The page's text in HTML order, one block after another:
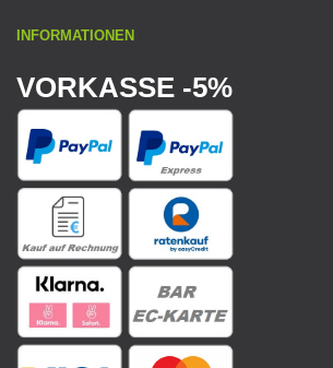
INFORMATIONEN
VORKASSE -5%